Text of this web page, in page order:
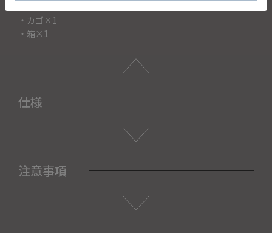
・カゴ×1
・箱×1
仕様
注意事項